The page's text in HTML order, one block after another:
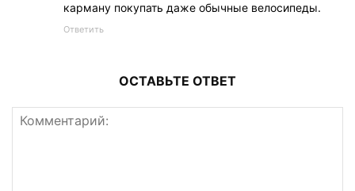
карману покупать даже обычные велосипеды.
Ответить
ОСТАВЬТЕ ОТВЕТ